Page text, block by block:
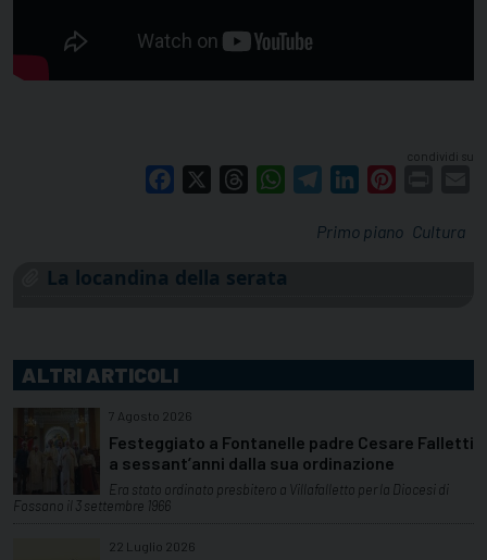
condividi su
Facebook ThreadsWhatsAppTelegramLinkedIn
Cultura
Primo piano
La locandina della serata
ALTRI ARTICOLI
7 Agosto 2026
Festeggiato a Fontanelle padre Cesare Falletti
a sessant’anni dalla sua ordinazione
Era stato ordinato presbitero a Villafalletto per la Diocesi di
Fossano il 3 settembre 1966
22 Luglio 2026